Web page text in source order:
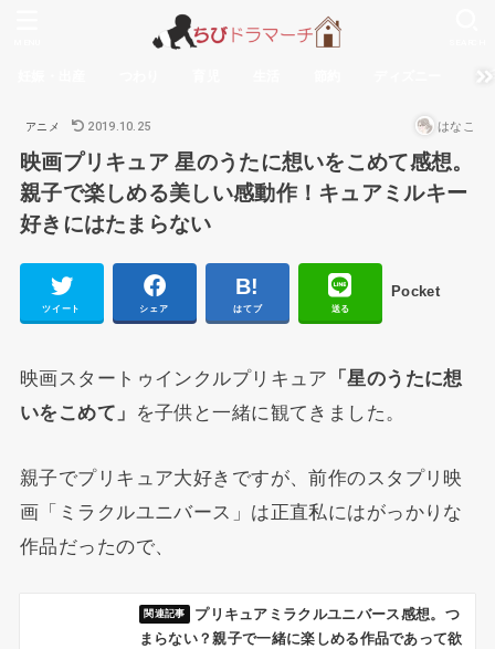
無
アニメ 2019.10.25 はなこ
映画プリキュア 星のうたに想いをこめて感想。
親子で楽しめる美しい感動作！キュアミルキー
好きにはたまらない
ツイート シェア はてブ 送る
Pocket
映画スタートゥインクルプリキュア 「星のうたに想
いをこめて」 を子供と一緒に観てきました。
親子でプリキュア大好きですが、前作のスタプリ映
画「ミラクルユニバース」は正直私にはがっかりな
作品だったので、
プリキュアミラクルユニバース感想。つ
まらない？親子で一緒に楽しめる作品であって欲